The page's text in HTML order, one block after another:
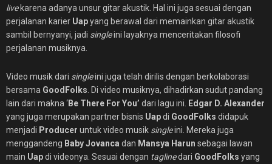
livekarena adanya unsur gitar akustik. Hal ini juga sesuai dengan
perjalanan karier Uapyang berawal dari memainkan gitar akustik
sambil bernyanyi, jadi singleini layaknya menceritakan filosofi
perjalanan musiknya.
Video musik dari singleini juga telah dirilis dengan berkolaborasi
bersama GoodFolks . Di video musiknya, dihadirkan sudut pandang
lain dari makna ‘Be There For You’ dari lagu ini.
Edgar D. Alexander
yang juga merupakan partner bisnis Uapdi GoodFolks didapuk
menjadi Producer untuk video musik singleini. Mereka juga
menggandeng Baby Jovanca dan Mansya Harun sebagai lawan
main Uapdi videonya. Sesuai dengan taglinedari GoodFolks yang